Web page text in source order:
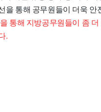
을 통해 공무원들이 더욱 안
통해 지방공무원들이 좀
.